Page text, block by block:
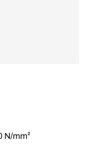
N/mm²